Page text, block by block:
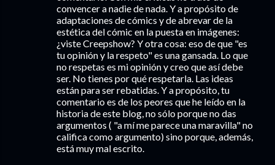
convencer a nadie de nada. Y a propósito de
adaptaciones de cómics y de abrevar de la
estética del cómic en la puesta en imágenes:
¿viste Creepshow? Y otra cosa: eso de que "es
tu opinión y la respeto" es una gansada. Lo que
no respetas es mi opinión y creo que así debe
ser. No tienes por qué respetarla. Las ideas
están para ser rebatidas. Y a propósito, tu
comentario es de los peores que he leído en la
historia de este blog, no sólo porque no das
argumentos ( "a mí me parece una maravilla" no
califica como argumento) sino porque, además,
está muy mal escrito.